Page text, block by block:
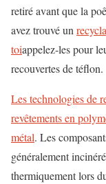
retiré avant que la
avez trouvé un
toiappelez-les pour
recouvertes de téflon.
Les technologies de
revêtements en
métal. Les
généralement
thermiquement lors